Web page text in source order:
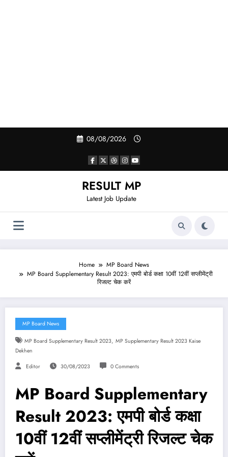
08/08/2026
RESULT MP
Latest Job Update
Home
MP Board News
MP Board Supplementary Result 2023: एमपी बोर्ड कक्षा 10वीं 12वीं सप्लीमेंट्री
रिजल्ट चेक करें
MP Board News
MP Board Supplementary Result 2023, MP Supplementary Result 2023 Kaise
Dekhen
Editor 30/08/2023 0 Comments
MP Board Supplementary
Result 2023: एमपी बोर्ड कक्षा
10वीं 12वीं सप्लीमेंट्री रिजल्ट चेक